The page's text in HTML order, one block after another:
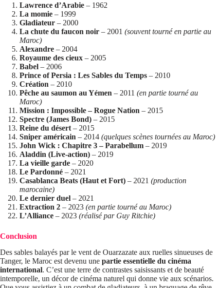
Lawrence d’Arabie – 1962
La momie – 1999
Gladiateur – 2000
La chute du faucon noir – 2001 (souvent tourné en partie au
Maroc)
Alexandre – 2004
Royaume des cieux – 2005
Babel – 2006
Prince of Persia : Les Sables du Temps – 2010
Création – 2010
Pêche au saumon au Yémen – 2011 (en partie tourné au
Maroc)
Mission : Impossible – Rogue Nation – 2015
Spectre (James Bond) – 2015
Reine du désert – 2015
Sniper américain – 2014 (quelques scènes tournées au Maroc)
John Wick : Chapitre 3 – Parabellum – 2019
Aladdin (Live-action) – 2019
La vieille garde – 2020
Le Pardonné – 2021
Casablanca Beats (Haut et Fort) – 2021 (production
marocaine)
Le dernier duel – 2021
Extraction 2 – 2023 (en partie tourné au Maroc)
L’Alliance – 2023 (réalisé par Guy Ritchie)
Conclusion
Des sables balayés par le vent de Ouarzazate aux ruelles sinueuses de
Tanger, le Maroc est devenu une partie essentielle du cinéma
international. C’est une terre de contrastes saisissants et de beauté
intemporelle, un décor de cinéma naturel qui donne vie aux scénarios.